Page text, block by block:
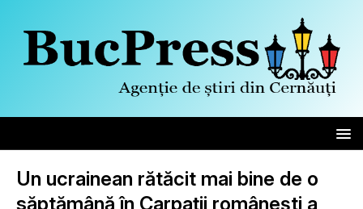
Un ucrainean rătăcit mai bine de o
săptămână în Carpații românești a